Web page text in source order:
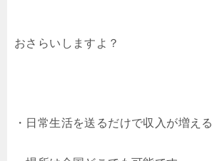
おさらいしますよ？
・日常生活を送るだけで収入が増える